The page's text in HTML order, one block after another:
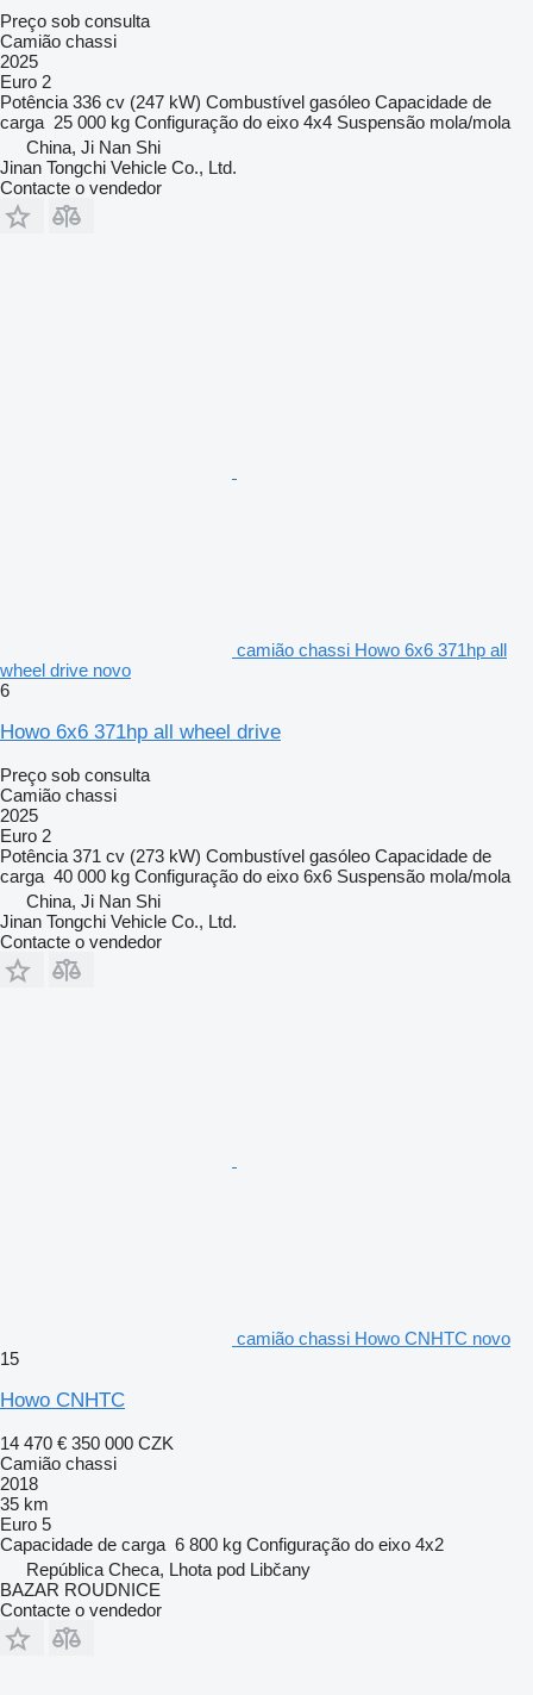
Preço sob consulta
Camião chassi
2025
Euro 2
Potência 336 cv (247 kW) Combustível gasóleo Capacidade de
carga 25 000 kg Configuração do eixo 4x4 Suspensão mola/mola
China, Ji Nan Shi
Jinan Tongchi Vehicle Co., Ltd.
Contacte o vendedor
camião chassi Howo 6x6 371hp all
wheel drive novo
6
Howo 6x6 371hp all wheel drive
Preço sob consulta
Camião chassi
2025
Euro 2
Potência 371 cv (273 kW) Combustível gasóleo Capacidade de
carga 40 000 kg Configuração do eixo 6x6 Suspensão mola/mola
China, Ji Nan Shi
Jinan Tongchi Vehicle Co., Ltd.
Contacte o vendedor
camião chassi Howo CNHTC novo
15
Howo CNHTC
14 470 € 350 000 CZK
Camião chassi
2018
35 km
Euro 5
Capacidade de carga 6 800 kg Configuração do eixo 4x2
República Checa, Lhota pod Libčany
BAZAR ROUDNICE
Contacte o vendedor